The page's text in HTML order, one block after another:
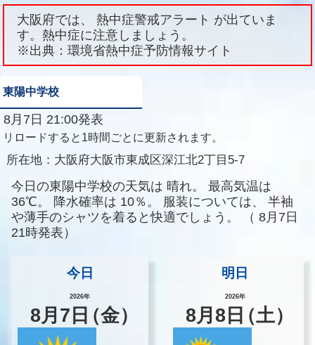
大阪府では、 熱中症警戒アラート が出ていま
す。熱中症に注意しましょう。
※出典：環境省熱中症予防情報サイト
東陽中学校
8月7日 21:00発表
リロードすると1時間ごとに更新されます。
所在地： 大阪府大阪市東成区深江北2丁目5-7
今日の東陽中学校の天気は 晴れ。
最高気温は
36℃。
降水確率は 10％。 服装については、
半袖
や薄手のシャツを着ると快適でしょう。
（ 8月7日
21時発表）
今日
2026年
8月 7 日（金）
明日
2026年
8月8 日（土）